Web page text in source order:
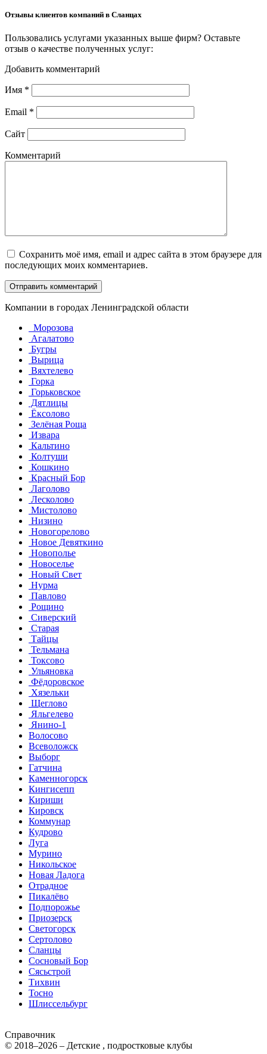
Отзывы клиентов компаний в Сланцах
Пользовались услугами указанных выше фирм? Оставьте
отзыв о качестве полученных услуг:
Добавить комментарий
Имя *
Email *
Сайт
Комментарий
Сохранить моё имя, email и адрес сайта в этом браузере для
последующих моих комментариев.
Компании в городах Ленинградской области
Морозова
Агалатово
Бугры
Вырица
Вяхтелево
Горка
Горьковское
Дятлицы
Ёксолово
Зелёная Роща
Извара
Кальтино
Колтуши
Кошкино
Красный Бор
Лаголово
Лесколово
Мистолово
Низино
Новогорелово
Новое Девяткино
Новополье
Новоселье
Новый Свет
Нурма
Павлово
Рощино
Сиверский
Старая
Тайцы
Тельмана
Токсово
Ульяновка
Фёдоровское
Хязельки
Щеглово
Яльгелево
Янино-1
Волосово
Всеволожск
Выборг
Гатчина
Каменногорск
Кингисепп
Кириши
Кировск
Коммунар
Кудрово
Луга
Мурино
Никольское
Новая Ладога
Отрадное
Пикалёво
Подпорожье
Приозерск
Светогорск
Сертолово
Сланцы
Сосновый Бор
Сясьстрой
Тихвин
Тосно
Шлиссельбург
Справочник
© 2018–2026 – Детские , подростковые клубы